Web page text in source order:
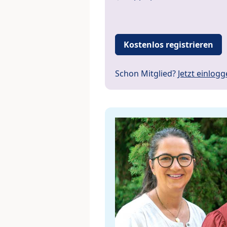
Kostenlos registrieren
Schon Mitglied? Jetzt